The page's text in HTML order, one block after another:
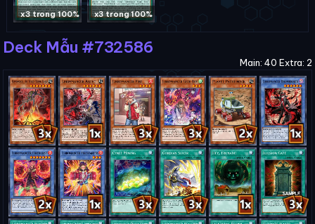
x3 trong 100% x3 trong 100%
Deck Mẫu #732586
Main: 40 Extra: 2